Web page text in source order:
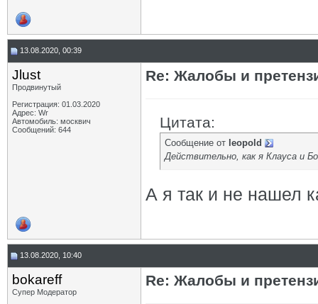
13.08.2020, 00:39
Jlust
Продвинутый
Регистрация: 01.03.2020
Адрес: Wr
Автомобиль: москвич
Сообщений: 644
Re: Жалобы и
Цитата:
Сообщение от leopold
Действительно, как я Клауса и
А я так и не нашел
13.08.2020, 10:40
bokareff
Супер Модератор
Re: Жалобы и